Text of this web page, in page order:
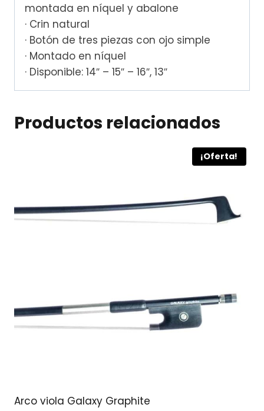
montada en níquel y abalone
· Crin natural
· Botón de tres piezas con ojo simple
· Montado en níquel
· Disponible: 14″ – 15″ – 16″, 13″
Productos relacionados
¡Oferta!
Arco viola Galaxy Graphite